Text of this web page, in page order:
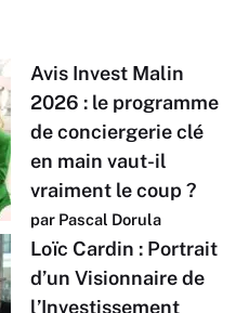
Avis Invest Malin
2026 : le programme
de conciergerie clé
en main vaut-il
vraiment le coup ?
par Pascal Dorula
Loïc Cardin : Portrait
d’un Visionnaire de
l’Investissement